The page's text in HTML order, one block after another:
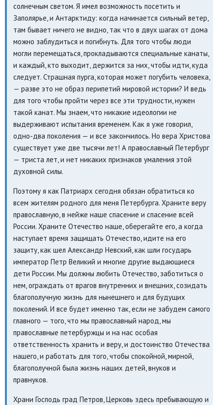
солнечным светом. Я имел возможность посетить и
Заполярье, и Антарктиду: когда начинается сильный ветер,
там бывает ничего не видно, так что в двух шагах от дома
можно заблудиться и погибнуть. Для того чтобы люди
могли перемещаться, прокладываются специальные канаты,
и каждый, кто выходит, держится за них, чтобы идти, куда
следует. Страшная пурга, которая может погубить человека,
— разве это не образ перипетий мировой истории? И ведь
для того чтобы пройти через все эти трудности, нужен
такой канат. Мы знаем, что никакие идеологии не
выдерживают испытания временем. Как я уже говорил,
одно-два поколения — и все закончилось. Но вера Христова
существует уже две тысячи лет! А православный Петербург
— триста лет, и нет никаких признаков умаления этой
духовной силы.
Поэтому я как Патриарх сегодня обязан обратиться ко
всем жителям родного для меня Петербурга. Храните веру
православную, в нейже наше спасение и спасение всей
России. Храните Отечество наше, оберегайте его, а когда
наступает время защищать Отечество, идите на его
защиту, как шел Александр Невский, как шли государь
император Петр Великий и многие другие выдающиеся
дети России. Мы должны любить Отечество, заботиться о
нем, ограждать от врагов внутренних и внешних, созидать
благополучную жизнь для нынешнего и для будущих
поколений. И все будет именно так, если не забудем самого
главного — того, что мы православный народ, мы
православные петербуржцы и на нас особая
ответственность хранить и веру, и достоинство Отечества
нашего, и работать для того, чтобы спокойной, мирной,
благополучной была жизнь наших детей, внуков и
правнуков.
Храни Господь град Петров, Церковь здесь пребывающую и